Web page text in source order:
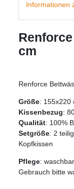
Informationen
cm
Renforce
Größe: 155x220
Kissenbezug:
Qualität: 100%
Setgröße: 2
Kopfkissen
Pflege:
Gebrauch bitte